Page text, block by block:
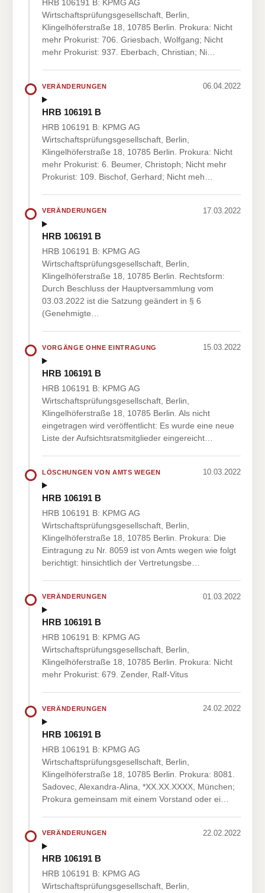
HRB 106191 B: KPMG AG
Wirtschaftsprüfungsgesellschaft, Berlin,
Klingelhöferstraße 18, 10785 Berlin. Prokura: Nicht
mehr Prokurist: 706. Griesbach, Wolfgang; Nicht
mehr Prokurist: 937. Eberbach, Christian; Ni…
VERÄNDERUNGEN 06.04.2022
HRB 106191 B
HRB 106191 B: KPMG AG
Wirtschaftsprüfungsgesellschaft, Berlin,
Klingelhöferstraße 18, 10785 Berlin. Prokura: Nicht
mehr Prokurist: 6. Beumer, Christoph; Nicht mehr
Prokurist: 109. Bischof, Gerhard; Nicht meh…
VERÄNDERUNGEN 17.03.2022
HRB 106191 B
HRB 106191 B: KPMG AG
Wirtschaftsprüfungsgesellschaft, Berlin,
Klingelhöferstraße 18, 10785 Berlin. Rechtsform:
Durch Beschluss der Hauptversammlung vom
03.03.2022 ist die Satzung geändert in § 6
(Genehmigte…
VORGÄNGE OHNE EINTRAGUNG 15.03.2022
HRB 106191 B
HRB 106191 B: KPMG AG
Wirtschaftsprüfungsgesellschaft, Berlin,
Klingelhöferstraße 18, 10785 Berlin. Als nicht
eingetragen wird veröffentlicht: Es wurde eine neue
Liste der Aufsichtsratsmitglieder eingereicht…
LÖSCHUNGEN VON AMTS WEGEN 10.03.2022
HRB 106191 B
HRB 106191 B: KPMG AG
Wirtschaftsprüfungsgesellschaft, Berlin,
Klingelhöferstraße 18, 10785 Berlin. Prokura: Die
Eintragung zu Nr. 8059 ist von Amts wegen wie folgt
berichtigt: hinsichtlich der Vertretungsbe…
VERÄNDERUNGEN 01.03.2022
HRB 106191 B
HRB 106191 B: KPMG AG
Wirtschaftsprüfungsgesellschaft, Berlin,
Klingelhöferstraße 18, 10785 Berlin. Prokura: Nicht
mehr Prokurist: 679. Zender, Ralf-Vitus
VERÄNDERUNGEN 24.02.2022
HRB 106191 B
HRB 106191 B: KPMG AG
Wirtschaftsprüfungsgesellschaft, Berlin,
Klingelhöferstraße 18, 10785 Berlin. Prokura: 8081.
Sadovec, Alexandra-Alina, *XX.XX.XXXX, München;
Prokura gemeinsam mit einem Vorstand oder ei…
VERÄNDERUNGEN 22.02.2022
HRB 106191 B
HRB 106191 B: KPMG AG
Wirtschaftsprüfungsgesellschaft, Berlin,